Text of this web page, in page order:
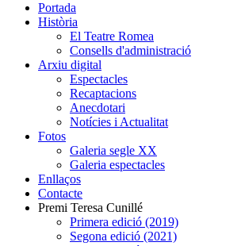
Portada
Història
El Teatre Romea
Consells d'administració
Arxiu digital
Espectacles
Recaptacions
Anecdotari
Notícies i Actualitat
Fotos
Galeria segle XX
Galeria espectacles
Enllaços
Contacte
Premi Teresa Cunillé
Primera edició (2019)
Segona edició (2021)